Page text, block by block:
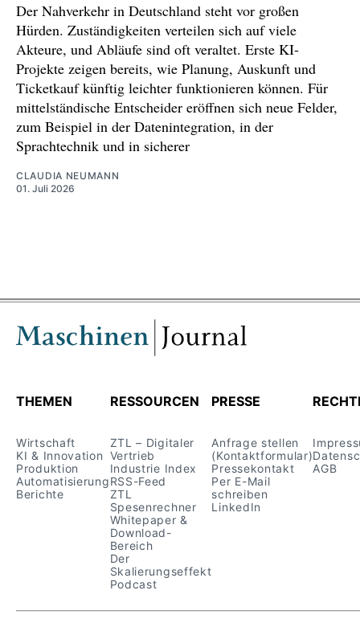
Der Nahverkehr in Deutschland steht vor großen
Hürden. Zuständigkeiten verteilen sich auf viele
Akteure, und Abläufe sind oft veraltet. Erste KI-
Projekte zeigen bereits, wie Planung, Auskunft und
Ticketkauf künftig leichter funktionieren können. Für
mittelständische Entscheider eröffnen sich neue Felder,
zum Beispiel in der Datenintegration, in der
Sprachtechnik und in sicherer
CLAUDIA NEUMANN
01. Juli 2026
THEMEN
Wirtschaft
KI & Innovation
Produktion
Automatisierung
Berichte
RESSOURCEN
ZTL – Digitaler
Vertrieb
Industrie Index
RSS-Feed
ZTL
Spesenrechner
Whitepaper &
Download-
Bereich
Der
Skalierungseffekt
Podcast
PRESSE
Anfrage stellen
(Kontaktformular)
Pressekontakt
Per E-Mail
schreiben
LinkedIn
AGB